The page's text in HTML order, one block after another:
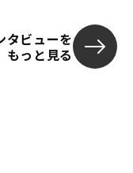
タビューを
もっと見る